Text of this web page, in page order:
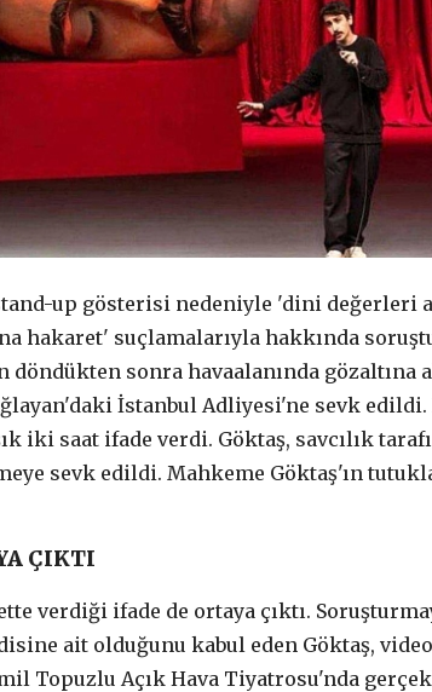
up gösterisi nedeniyle 'dini değerleri
hakaret' suçlamalarıyla hakkında
döndükten sonra havaalanında gözaltına
İstanbul Adliyesi'ne sevk edildi.
iki saat ifade verdi. Göktaş, savcılık
sevk edildi. Mahkeme Göktaş'ın
ÇIKTI
verdiği ifade de ortaya çıktı.
ait olduğunu kabul eden Göktaş,
Topuzlu Açık Hava Tiyatrosu'nda